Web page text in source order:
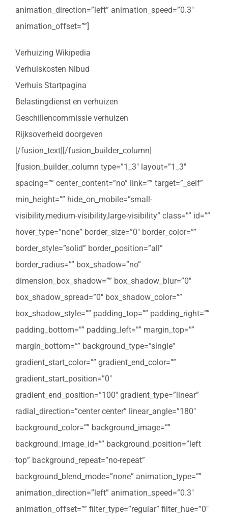
animation_direction=”left” animation_speed=”0.3″
animation_offset=””]
Verhuizing Wikipedia
Verhuiskosten Nibud
Verhuis Startpagina
Belastingdienst en verhuizen
Geschillencommissie verhuizen
Rijksoverheid doorgeven
[/fusion_text][/fusion_builder_column]
[fusion_builder_column type=”1_3″ layout=”1_3″
spacing=”” center_content=”no” link=”” target=”_self”
min_height=”” hide_on_mobile=”small-
visibility,medium-visibility,large-visibility” class=”” id=””
hover_type=”none” border_size=”0″ border_color=””
border_style=”solid” border_position=”all”
border_radius=”” box_shadow=”no”
dimension_box_shadow=”” box_shadow_blur=”0″
box_shadow_spread=”0″ box_shadow_color=””
box_shadow_style=”” padding_top=”” padding_right=””
padding_bottom=”” padding_left=”” margin_top=””
margin_bottom=”” background_type=”single”
gradient_start_color=”” gradient_end_color=””
gradient_start_position=”0″
gradient_end_position=”100″ gradient_type=”linear”
radial_direction=”center center” linear_angle=”180″
background_color=”” background_image=””
background_image_id=”” background_position=”left
top” background_repeat=”no-repeat”
background_blend_mode=”none” animation_type=””
animation_direction=”left” animation_speed=”0.3″
animation_offset=”” filter_type=”regular” filter_hue=”0″